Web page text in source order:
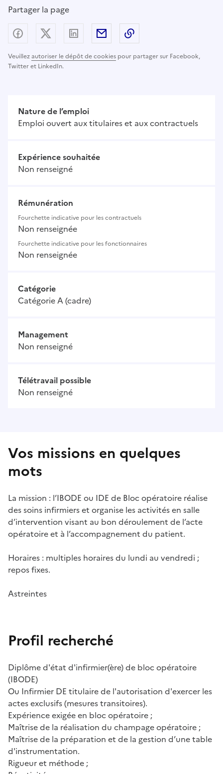
Partager la page
Veuillezautoriser le dépôt de cookies pour partager sur Facebook,
Twitter et LinkedIn.
Partager sur Facebook
Partager sur X (anciennement Twitter) -
Partager sur LinkedIn
Partager par email
Nature de l’emploi
Emploi ouvert aux titulaires et aux contractuels
Expérience souhaitée
Non renseigné
Rémunération
Fourchette indicative pour les contractuels
Non renseignée
Fourchette indicative pour les fonctionnaires
Non renseignée
Catégorie
Catégorie A (cadre)
Management
Non renseigné
Télétravail possible
Non renseigné
Vos missions en quelques
mots
La mission : l’IBODE ou IDE de Bloc opératoire réalise
des soins infirmiers et organise les activités en salle
d’intervention visant au bon déroulement de l’acte
opératoire et à l’accompagnement du patient.
Horaires : multiples horaires du lundi au vendredi ;
repos fixes.
Astreintes
Profil recherché
Diplôme d'état d'infirmier(ère) de bloc opératoire
(IBODE)
Ou Infirmier DE titulaire de l'autorisation d'exercer les
actes exclusifs (mesures transitoires).
Expérience exigée en bloc opératoire ;
Maîtrise de la réalisation du champage opératoire ;
Maîtrise de la préparation et de la gestion d’une table
d'instrumentation.
Rigueur et méthode ;